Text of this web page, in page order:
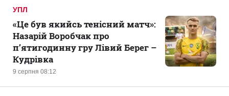
УПЛ
9 серпня 08:12
«Це був якийсь тенісний матч»:
Назарій Воробчак про
п’ятигодинну гру Лівий Берег –
Кудрівка